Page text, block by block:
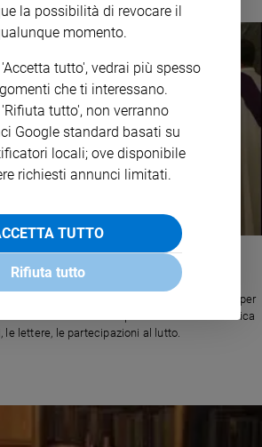
e la memoria
della Periodici San Paolo hanno pregato per
San Paolo deceduto improvvisamente domenica
le lettere, le partecipazioni al lutto.
la possibilità di revocare il
momento.
tutto', vedrai più spesso
che ti interessano.
tutto', non verranno
Google standard basati su
locali; ove disponibile
richiesti annunci limitati.
TUTTO
Rifiuta tutto